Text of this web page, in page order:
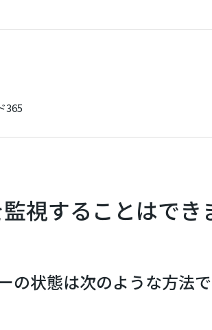
365
視することはでき
状態は次のような方法